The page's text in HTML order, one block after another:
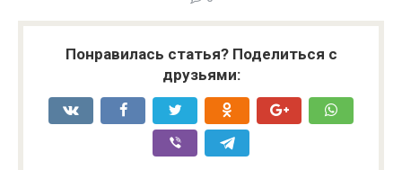
Понравилась статья? Поделиться с
друзьями: